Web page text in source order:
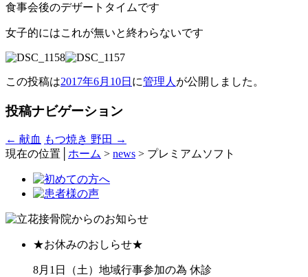
食事会後のデザートタイムです
女子的にはこれが無いと終わらないです
この投稿は2017年6月10日 に管理人 が公開しました 。
投稿ナビゲーション
← 献血 もつ焼き 野田 →
現在の位置│ ホーム > news > プレミアムソフト
★お休みのおしらせ★
8月1日（土）地域行事参加の為 休診